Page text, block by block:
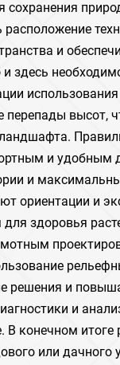
и
здесь
высот,
и удобным
и
ориентации и
здоровья
и
и
конечном
или дачного